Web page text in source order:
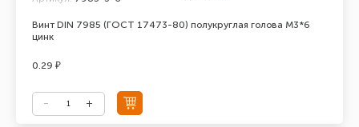
Винт DIN 7985 (ГОСТ 17473-80) полукруглая голова М3*6
цинк
0.29 ₽